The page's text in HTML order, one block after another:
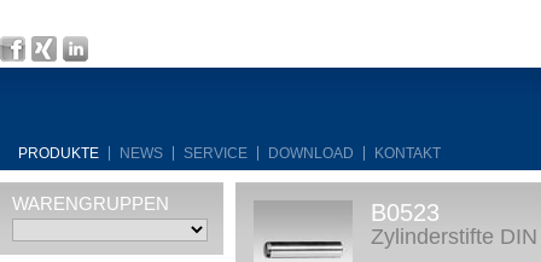
PRODUKTE NEWS SERVICE DOWNLOAD KONTAKT
WARENGRUPPEN B0523
Zylinderstifte